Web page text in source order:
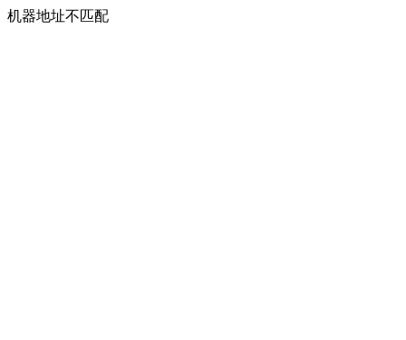
机器地址不匹配